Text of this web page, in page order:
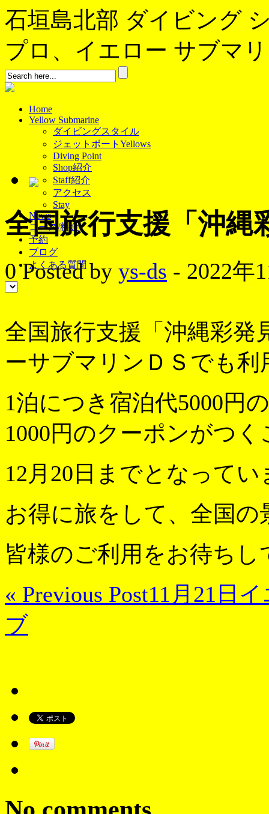
石垣島北部 ダイビング
プロ、イエロー サブマ
Home
Yellow Submarine
ダイビングスタイル
ジェットボートYellows
Diving Point
Shop紹介
Staff紹介
アクセス
Stay
News
コース/料金
予約
ブログ
よくある質問
全国旅行支援「沖縄
0 Posted by ys-ds - 2022年
全国旅行支援「沖縄彩発
ーサブマリンＤＳでも
1泊につき宿泊代5000円
1000円のクーポンがつく
12月20日までとなってい
お得に旅をして、全国
皆様のご利用をお待ちし
« Previous Post11月21日
ブ